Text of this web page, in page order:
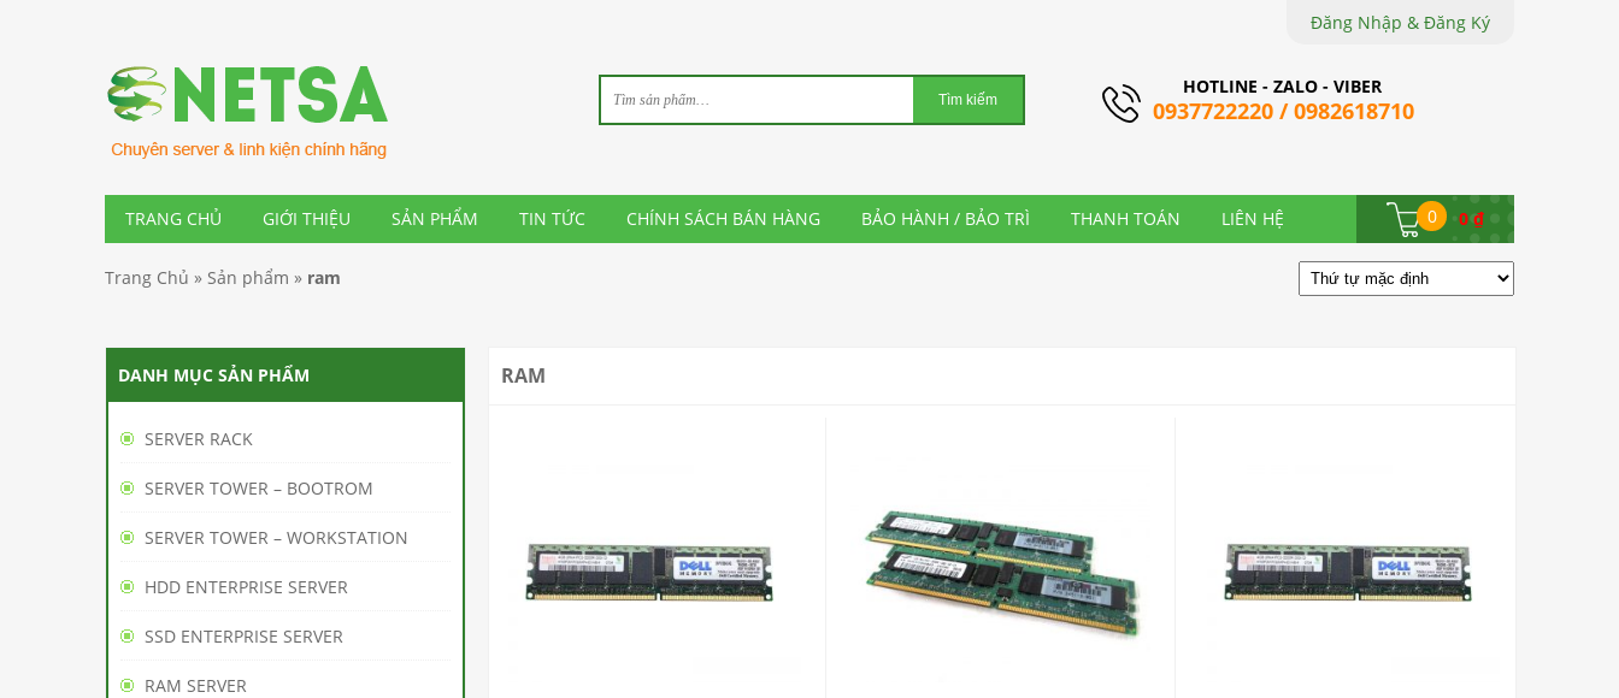
Đăng Nhập & Đăng Ký
HOTLINE - ZALO - VIBER
0937722220 / 0982618710
TRANG CHỦ GIỚI THIỆU SẢN PHẨM TIN TỨC CHÍNH SÁCH BÁN HÀNG BẢO HÀNH / BẢO TRÌ THANH TOÁN LIÊN HỆ 0 0 ₫
Trang Chủ » Sản phẩm » ram
DANH MỤC SẢN PHẨM
SERVER RACK
SERVER TOWER – BOOTROM
SERVER TOWER – WORKSTATION
HDD ENTERPRISE SERVER
SSD ENTERPRISE SERVER
RAM SERVER
RAM
Lượt Xem: 0 Lượt Xem: 0